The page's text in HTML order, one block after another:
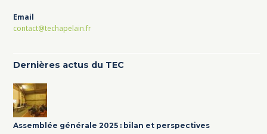
Email
contact@techapelain.fr
Dernières actus du TEC
Assemblée générale 2025 : bilan et perspectives